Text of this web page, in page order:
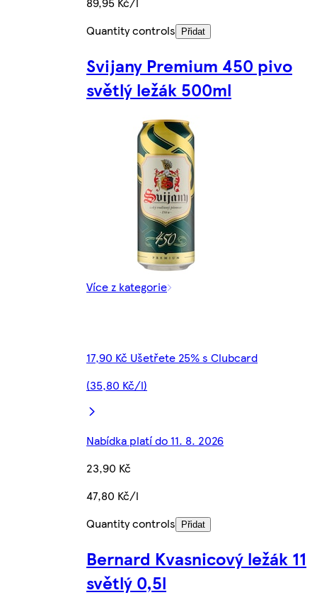
Quantity controls
Přidat
Svijany Premium 450 pivo
světlý ležák 500ml
Více z kategorie
17,90 Kč Ušetřete 25% s Clubcard
(35,80 Kč/l)
Nabídka platí do 11. 8. 2026
23,90 Kč
47,80 Kč/l
Quantity controls
Přidat
Bernard Kvasnicový ležák 11
světlý 0,5l